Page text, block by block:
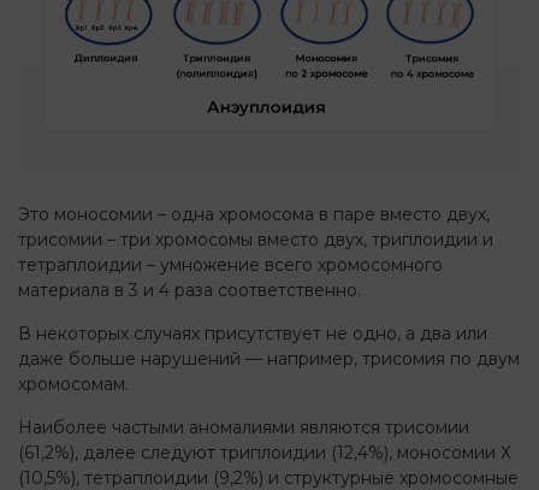
Это моносомии – одна хромосома в паре вместо двух,
трисомии – три хромосомы вместо двух, триплоидии и
тетраплоидии – умножение всего хромосомного
материала в 3 и 4 раза соответственно.
В некоторых случаях присутствует не одно, а два или
даже больше нарушений — например, трисомия по двум
хромосомам.
Наиболее частыми аномалиями являются трисомии
(61,2%), далее следуют триплоидии (12,4%), моносомии Х
(10,5%), тетраплоидии (9,2%) и структурные хромосомные